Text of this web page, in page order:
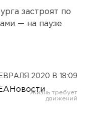
застроят по
— на паузе
2020 В 18:09